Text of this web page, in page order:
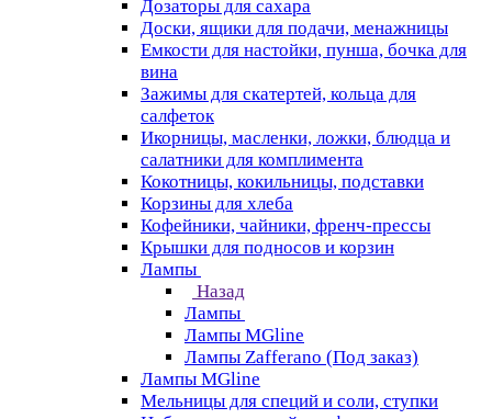
Дозаторы для сахара
Доски, ящики для подачи, менажницы
Емкости для настойки, пунша, бочка для
вина
Зажимы для скатертей, кольца для
салфеток
Икорницы, масленки, ложки, блюдца и
салатники для комплимента
Кокотницы, кокильницы, подставки
Корзины для хлеба
Кофейники, чайники, френч-прессы
Крышки для подносов и корзин
Лампы
Назад
Лампы
Лампы MGline
Лампы Zafferano (Под заказ)
Лампы MGline
Мельницы для специй и соли, ступки